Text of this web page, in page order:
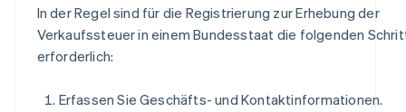
In der Regel sind für die Registrierung zur Erhebung der
Verkaufssteuer in einem Bundesstaat die folgenden
erforderlich:
Erfassen Sie Geschäfts- und Kontaktinformationen.